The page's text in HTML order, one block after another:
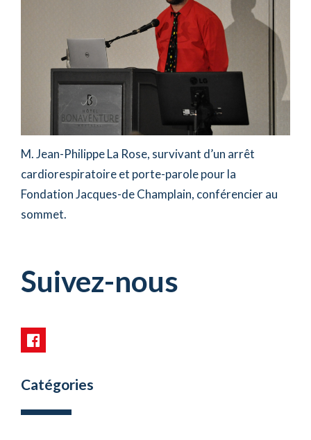
M. Jean-Philippe La Rose, survivant d’un arrêt
cardiorespiratoire et porte-parole pour la
Fondation Jacques-de Champlain, conférencier au
sommet.
Suivez-nous
Catégories